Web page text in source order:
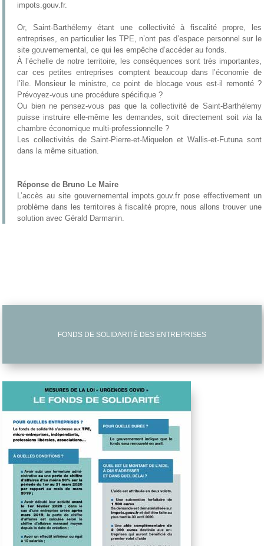
impots.gouv.fr.
Or, Saint-Barthélemy étant une collectivité à fiscalité propre, les
entreprises, en particulier les TPE, n’ont pas d’espace personnel sur le
site gouvernemental, ce qui les empêche d’accéder au fonds.
À l’échelle de notre territoire, les conséquences sont très importantes,
car ces petites entreprises comptent beaucoup dans l’économie de
l’île. Monsieur le ministre, ce point de blocage vous est-il remonté ?
Prévoyez-vous une procédure spécifique ?
Ou bien ne pensez-vous pas que la collectivité de Saint-Barthélemy
puisse instruire elle-même les demandes, soit directement soit via la
chambre économique multi-professionnelle ?
Les collectivités de Saint-Pierre-et-Miquelon et Wallis-et-Futuna sont
dans la même situation.
Réponse de Bruno Le Maire
L’accès au site gouvernemental impots.gouv.fr pose effectivement un
problème dans les territoires à fiscalité propre, nous allons trouver une
solution avec Gérald Darmanin.
FONDS DE SOLIDARITÉ DES ENTREPRISES